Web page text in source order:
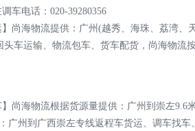
车电话：020-39280356
尚海物流提供：广州(越秀、海珠、荔湾、
车运输、物流包车、货车配货，尚海物流
尚海物流根据货源量提供：广州到崇左9.6
广州到广西崇左专线返程车货运、调车找车